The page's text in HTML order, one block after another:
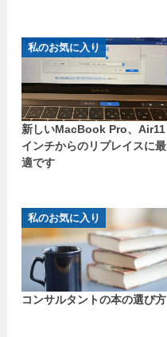
私のお気に入り
新しいMacBook Pro、Air11
インチからのリプレイスに最
適です
私のお気に入り
コンサルタントの本の選び方